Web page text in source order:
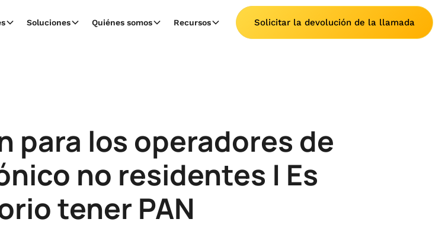
Soluciones Quiénes somos Recursos Solicitar la devolución de la llamada
para los operadores de
no residentes | Es
tener PAN